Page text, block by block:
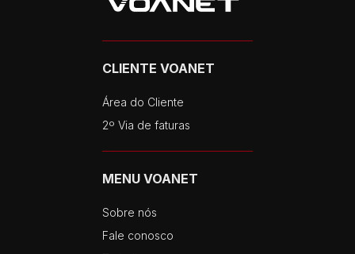
CLIENTE VOANET
Área do Cliente
2º Via de faturas
MENU VOANET
Sobre nós
Fale conosco